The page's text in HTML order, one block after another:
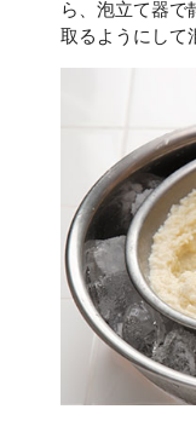
ら、泡立て器で
取るようにして